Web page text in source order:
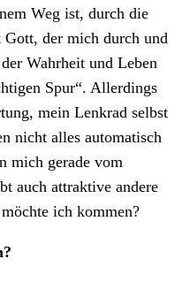
Weg ist, durch die
Gott, der mich durch und
Wahrheit und Leben
Spur“. Allerdings
mein Lenkrad selbst
nicht alles automatisch
mich gerade vom
auch attraktive andere
ich kommen?